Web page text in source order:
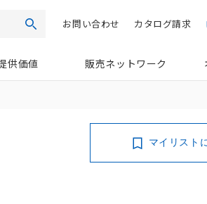
検索 カタログ請求
お問い合わせ
供価値 販売ネットワーク
マイリスト